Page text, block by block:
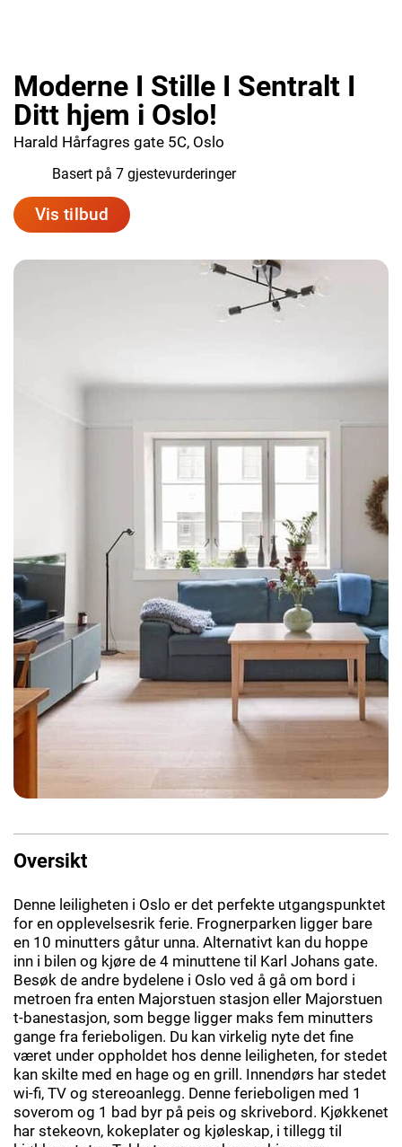
Moderne I Stille I Sentralt I
Ditt hjem i Oslo!
Harald Hårfagres gate 5C, Oslo
Basert på 7 gjestevurderinger
Vis tilbud
Oversikt
Denne leiligheten i Oslo er det perfekte utgangspunktet
for en opplevelsesrik ferie. Frognerparken ligger bare
en 10 minutters gåtur unna. Alternativt kan du hoppe
inn i bilen og kjøre de 4 minuttene til Karl Johans gate.
Besøk de andre bydelene i Oslo ved å gå om bord i
metroen fra enten Majorstuen stasjon eller Majorstuen
t-banestasjon, som begge ligger maks fem minutters
gange fra ferieboligen. Du kan virkelig nyte det fine
været under oppholdet hos denne leiligheten, for stedet
kan skilte med en hage og en grill. Innendørs har stedet
wi-fi, TV og stereoanlegg. Denne ferieboligen med 1
soverom og 1 bad byr på peis og skrivebord. Kjøkkenet
har stekeovn, kokeplater og kjøleskap, i tillegg til